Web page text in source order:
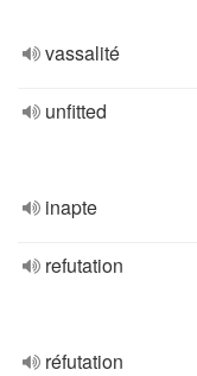
vassalité
unfitted
inapte
refutation
réfutation